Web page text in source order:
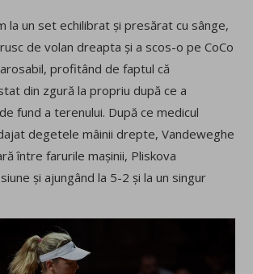
la un set echilibrat și presărat cu sânge,
de volan dreapta și a scos-o pe CoCo
profitând de faptul că
din zgură la propriu după ce a
fund a terenului. După ce medicul
degetele mâinii drepte, Vandeweghe
între farurile mașinii, Pliskova
și ajungând la 5-2 și la un singur